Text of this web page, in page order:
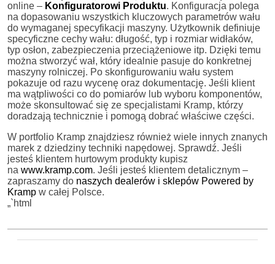
online – Konfiguratorowi Produktu. Konfiguracja polega
na dopasowaniu wszystkich kluczowych parametrów wału
do wymaganej specyfikacji maszyny. Użytkownik definiuje
specyficzne cechy wału: długość, typ i rozmiar widłaków,
typ osłon, zabezpieczenia przeciążeniowe itp. Dzięki temu
można stworzyć wał, który idealnie pasuje do konkretnej
maszyny rolniczej. Po skonfigurowaniu wału system
pokazuje od razu wycenę oraz dokumentację. Jeśli klient
ma wątpliwości co do pomiarów lub wyboru komponentów,
może skonsultować się ze specjalistami Kramp, którzy
doradzają technicznie i pomogą dobrać właściwe części.
W portfolio Kramp znajdziesz również wiele innych znanych
marek z dziedziny techniki napędowej. Sprawdź. Jeśli
jesteś klientem hurtowym produkty kupisz
na www.kramp.com. Jeśli jesteś klientem detalicznym –
zapraszamy do naszych dealerów i sklepów Powered by
Kramp w całej Polsce.
„`html